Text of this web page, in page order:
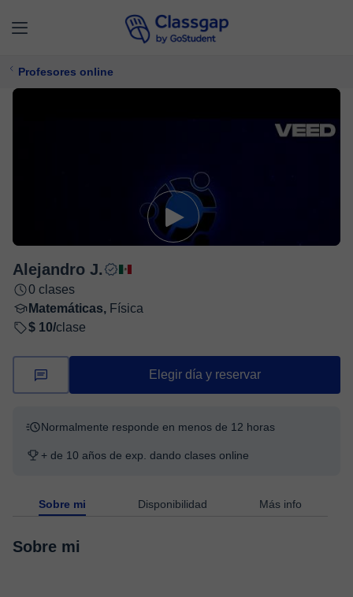
Profesores online
Alejandro J.
0 clases
Matemáticas, Física
$ 10/clase
Elegir día y reservar
Normalmente responde en menos de 12 horas
+ de 10 años de exp. dando clases online
Sobre mi Disponibilidad Más info
Sobre mi